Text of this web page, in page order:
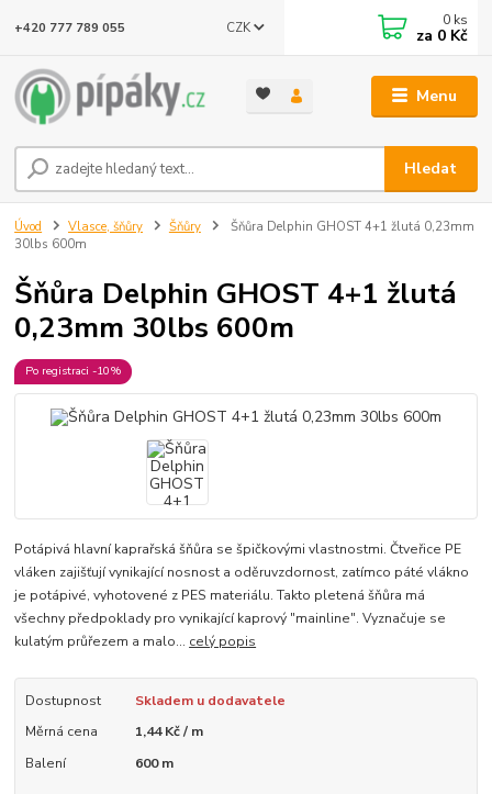
Menu
CZK
Hledat
+420 777 789 055 0 ks
za 0 Kč
Úvod Vlasce, šňůry Šňůry
Šňůra Delphin GHOST 4+1 žlutá 0,23mm
30lbs 600m
Šňůra Delphin GHOST 4+1 žlutá
0,23mm 30lbs 600m
Po registraci -10%
Potápivá hlavní kaprařská šňůra se špičkovými vlastnostmi. Čtveřice PE
vláken zajišťují vynikající nosnost a oděruvzdornost, zatímco páté vlákno
je potápivé, vyhotovené z PES materiálu. Takto pletená šňůra má
všechny předpoklady pro vynikající kaprový "mainline". Vyznačuje se
kulatým průřezem a malo... celý popis
Dostupnost
Skladem u dodavatele
Měrná cena
1,44 Kč / m
Balení
600 m